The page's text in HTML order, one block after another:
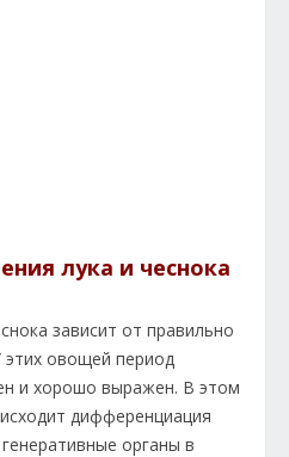
лука и чеснока
зависит от правильно
овощей период
и хорошо выражен. В этом
дифференциация
органы в